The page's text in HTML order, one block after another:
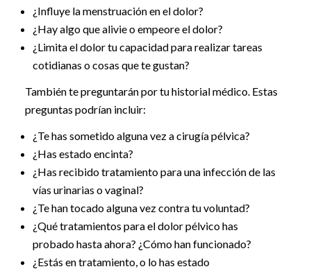
¿Influye la menstruación en el dolor?
¿Hay algo que alivie o empeore el dolor?
¿Limita el dolor tu capacidad para realizar tareas
cotidianas o cosas que te gustan?
También te preguntarán por tu historial médico. Estas
preguntas podrían incluir:
¿Te has sometido alguna vez a cirugía pélvica?
¿Has estado encinta?
¿Has recibido tratamiento para una infección de las
vías urinarias o vaginal?
¿Te han tocado alguna vez contra tu voluntad?
¿Qué tratamientos para el dolor pélvico has
probado hasta ahora? ¿Cómo han funcionado?
¿Estás en tratamiento, o lo has estado